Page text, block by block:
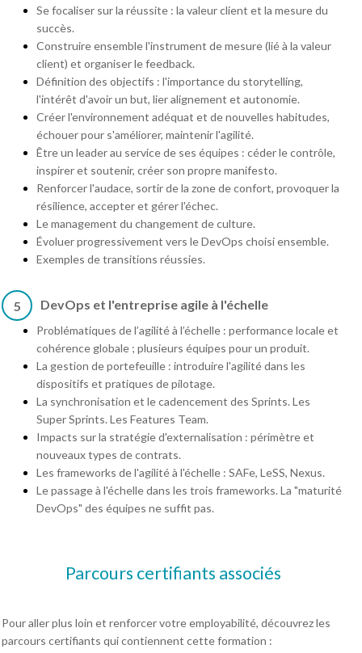
Se focaliser sur la réussite : la valeur client et la mesure du
succès.
Construire ensemble l'instrument de mesure (lié à la valeur
client) et organiser le feedback.
Définition des objectifs : l'importance du storytelling,
l'intérêt d'avoir un but, lier alignement et autonomie.
Créer l'environnement adéquat et de nouvelles habitudes,
échouer pour s'améliorer, maintenir l'agilité.
Être un leader au service de ses équipes : céder le contrôle,
inspirer et soutenir, créer son propre manifesto.
Renforcer l'audace, sortir de la zone de confort, provoquer la
résilience, accepter et gérer l'échec.
Le management du changement de culture.
Évoluer progressivement vers le DevOps choisi ensemble.
Exemples de transitions réussies.
5 DevOps et l'entreprise agile à l'échelle
Problématiques de l’agilité à l’échelle : performance locale et
cohérence globale ; plusieurs équipes pour un produit.
La gestion de portefeuille : introduire l'agilité dans les
dispositifs et pratiques de pilotage.
La synchronisation et le cadencement des Sprints. Les
Super Sprints. Les Features Team.
Impacts sur la stratégie d'externalisation : périmètre et
nouveaux types de contrats.
Les frameworks de l'agilité à l'échelle : SAFe, LeSS, Nexus.
Le passage à l'échelle dans les trois frameworks. La "maturité
DevOps" des équipes ne suffit pas.
Parcours certifiants associés
Pour aller plus loin et renforcer votre employabilité, découvrez les
parcours certifiants qui contiennent cette formation :